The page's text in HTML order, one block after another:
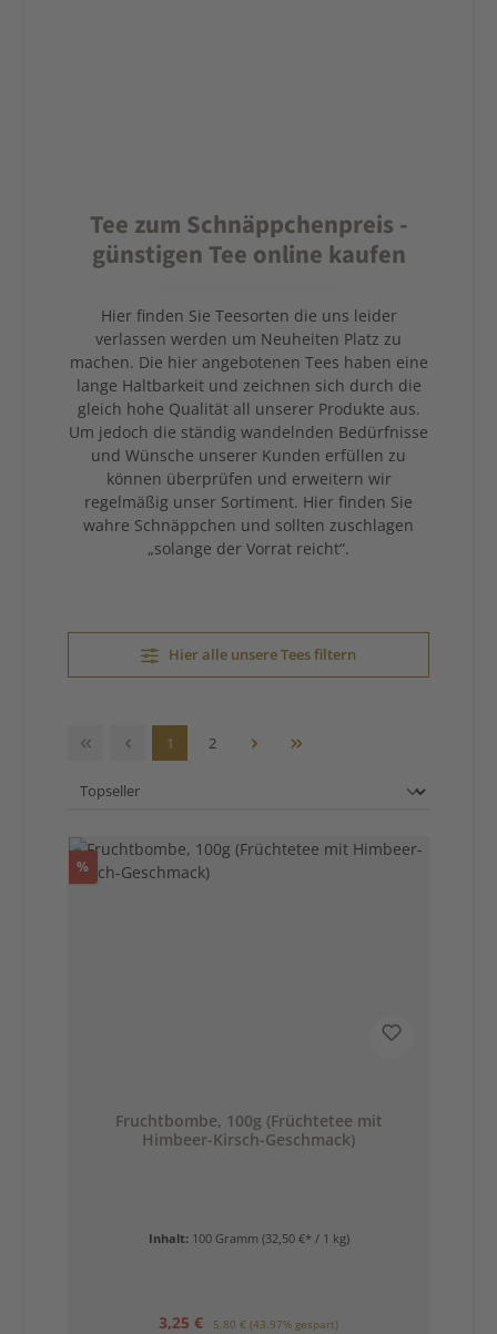
Tee zum Schnäppchenpreis -
günstigen Tee online kaufen
Hier finden Sie Teesorten die uns leider
verlassen werden um Neuheiten Platz zu
machen. Die hier angebotenen Tees haben eine
lange Haltbarkeit und zeichnen sich durch die
gleich hohe Qualität all unserer Produkte aus.
Um jedoch die ständig wandelnden Bedürfnisse
und Wünsche unserer Kunden erfüllen zu
können überprüfen und erweitern wir
regelmäßig unser Sortiment. Hier finden Sie
wahre Schnäppchen und sollten zuschlagen
„solange der Vorrat reicht“.
Hier alle unsere Tees filtern
Seite
1 Seite
2
%Rabatt
Fruchtbombe, 100g (Früchtetee mit
Himbeer-Kirsch-Geschmack)
Inhalt: 100 Gramm (32,50 €* / 1 kg)
Verkaufspreis:
3,25 € 5,80 € (43.97% gespart)